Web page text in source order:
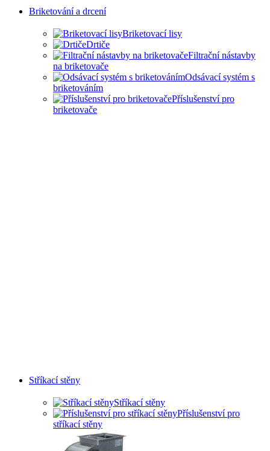
Briketování a drcení
Briketovací lisy
Drtiče
Filtrační nástavby
na briketovače
Odsávací systém s
briketováním
Příslušenství pro
briketovače
Stříkací stěny
Stříkací stěny
Příslušenství pro
stříkací stěny